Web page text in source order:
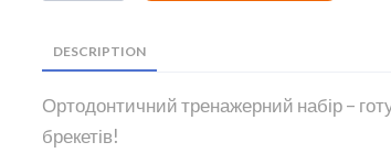
DESCRIPTION
Ортодонтичний тренажерний набір –
брекетів!